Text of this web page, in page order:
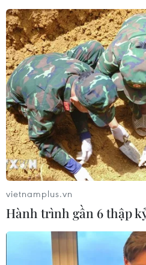
TIN LIÊN QUAN
vietnamplus.vn
Hành trình gần 6 thập